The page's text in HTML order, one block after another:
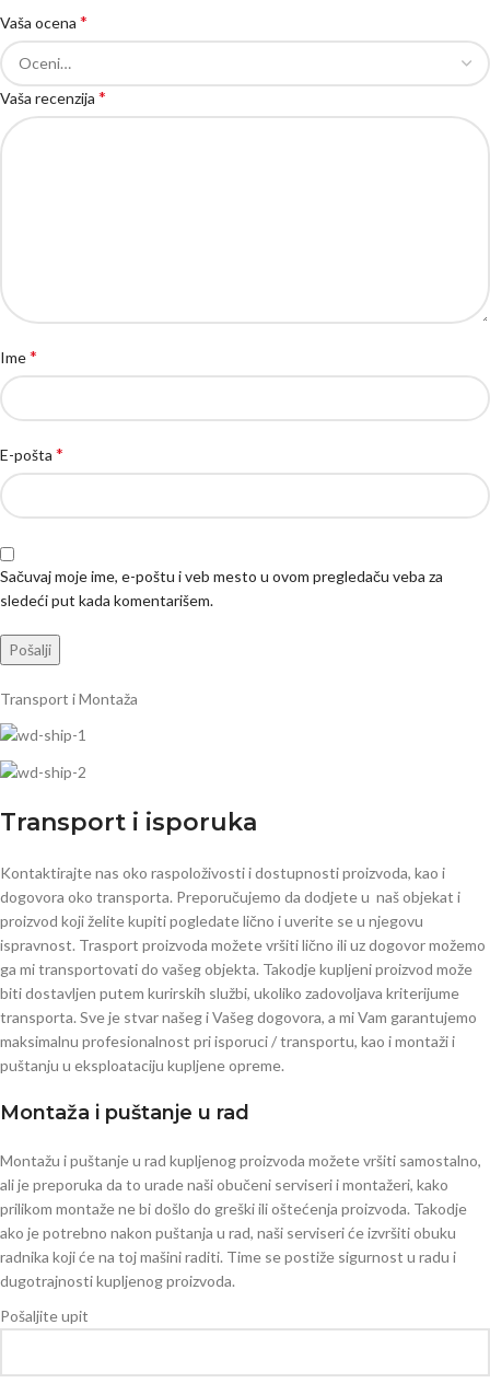
Vaša ocena *
Vaša recenzija *
Ime*
E-pošta *
Sačuvaj moje ime, e-poštu i veb mesto u ovom pregledaču veba za
sledeći put kada komentarišem.
Transport i Montaža
Transport i isporuka
Kontaktirajte nas oko raspoloživosti i dostupnosti proizvoda, kao i
dogovora oko transporta. Preporučujemo da dodjete u naš objekat i
proizvod koji želite kupiti pogledate lično i uverite se u njegovu
ispravnost. Trasport proizvoda možete vršiti lično ili uz dogovor možemo
ga mi transportovati do vašeg objekta. Takodje kupljeni proizvod može
biti dostavljen putem kurirskih službi, ukoliko zadovoljava kriterijume
transporta. Sve je stvar našeg i Vašeg dogovora, a mi Vam garantujemo
maksimalnu profesionalnost pri isporuci / transportu, kao i montaži i
puštanju u eksploataciju kupljene opreme.
Montaža i puštanje u rad
Montažu i puštanje u rad kupljenog proizvoda možete vršiti samostalno,
ali je preporuka da to urade naši obučeni serviseri i montažeri, kako
prilikom montaže ne bi došlo do greški ili oštećenja proizvoda. Takodje
ako je potrebno nakon puštanja u rad, naši serviseri će izvršiti obuku
radnika koji će na toj mašini raditi. Time se postiže sigurnost u radu i
dugotrajnosti kupljenog proizvoda.
Pošaljite upit